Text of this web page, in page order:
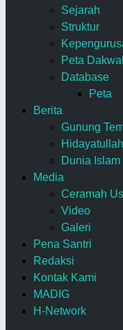
Sejarah
Struktur
Peta
Database
Peta
Berita
Gunung
Hidayatullah
Dunia Islam
Media
Ceramah
Video
Galeri
Pena Santri
Redaksi
Kontak Kami
MADIG
H-Network